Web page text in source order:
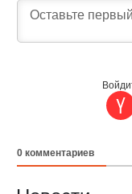
0 комментариев